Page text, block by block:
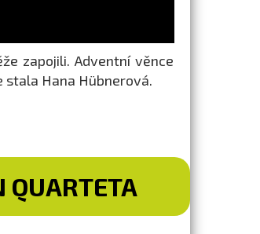
zapojili. Adventní věnce
stala Hana Hübnerová.
QUARTETA